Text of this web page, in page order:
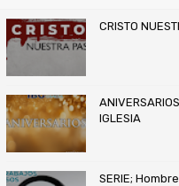
CRISTO
IGLESIA
SERIE;